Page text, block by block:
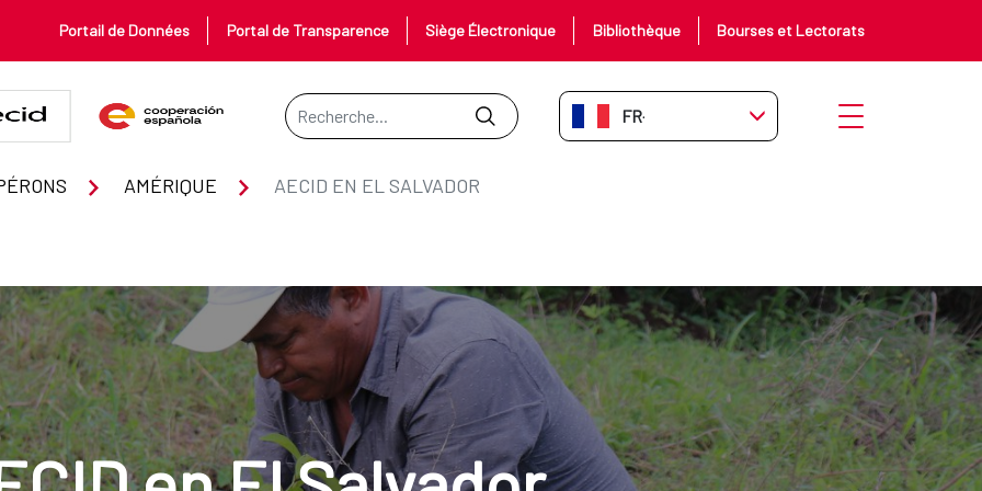
Portail de Données Portal de Transparence Siège Électronique Bibliothèque Bourses et Lectorats
Barre de recherche
FR-FR Ouvrir le menu
AMÉRIQUE AECID EN EL SALVADOR